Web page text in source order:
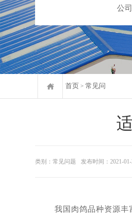
公
首页 > 常见问
类别：常见问题 发布时间：2021-01-
我国肉鸽品种资源丰富